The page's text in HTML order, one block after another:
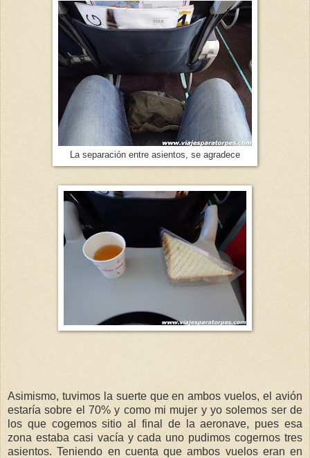
La separación entre asientos, se agradece
Asimismo, tuvimos la suerte que en ambos vuelos, el avión
estaría sobre el 70% y como mi mujer y yo solemos ser de
los que cogemos sitio al final de la aeronave, pues esa
zona estaba casi vacía y cada uno pudimos cogernos tres
asientos. Teniendo en cuenta que ambos vuelos eran en